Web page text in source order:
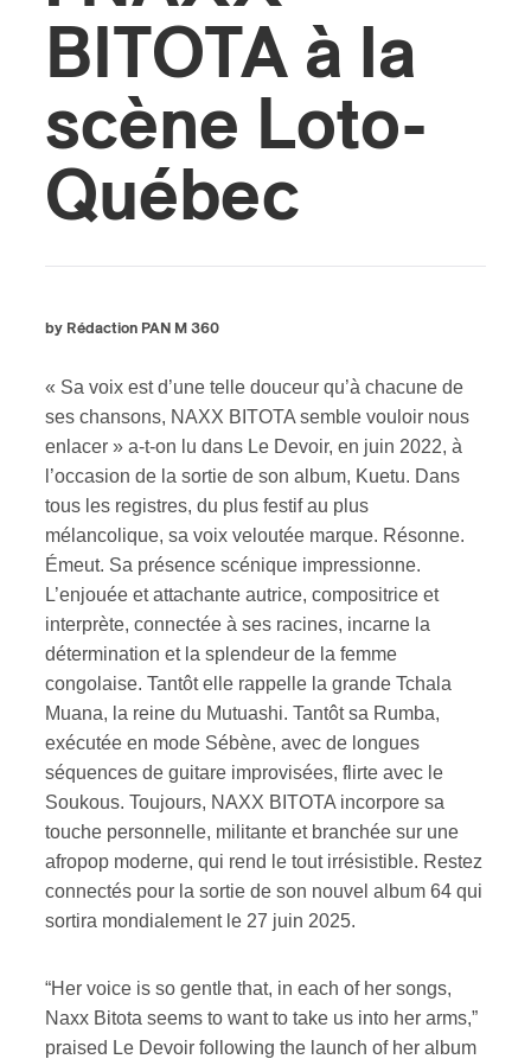
BITOTA à la
scène Loto-
Québec
by Rédaction PAN M 360
« Sa voix est d’une telle douceur qu’à chacune de
ses chansons, NAXX BITOTA semble vouloir nous
enlacer » a-t-on lu dans Le Devoir, en juin 2022, à
l’occasion de la sortie de son album, Kuetu. Dans
tous les registres, du plus festif au plus
mélancolique, sa voix veloutée marque. Résonne.
Émeut. Sa présence scénique impressionne.
L’enjouée et attachante autrice, compositrice et
interprète, connectée à ses racines, incarne la
détermination et la splendeur de la femme
congolaise. Tantôt elle rappelle la grande Tchala
Muana, la reine du Mutuashi. Tantôt sa Rumba,
exécutée en mode Sébène, avec de longues
séquences de guitare improvisées, flirte avec le
Soukous. Toujours, NAXX BITOTA incorpore sa
touche personnelle, militante et branchée sur une
afropop moderne, qui rend le tout irrésistible. Restez
connectés pour la sortie de son nouvel album 64 qui
sortira mondialement le 27 juin 2025.
“Her voice is so gentle that, in each of her songs,
Naxx Bitota seems to want to take us into her arms,”
praised Le Devoir following the launch of her album